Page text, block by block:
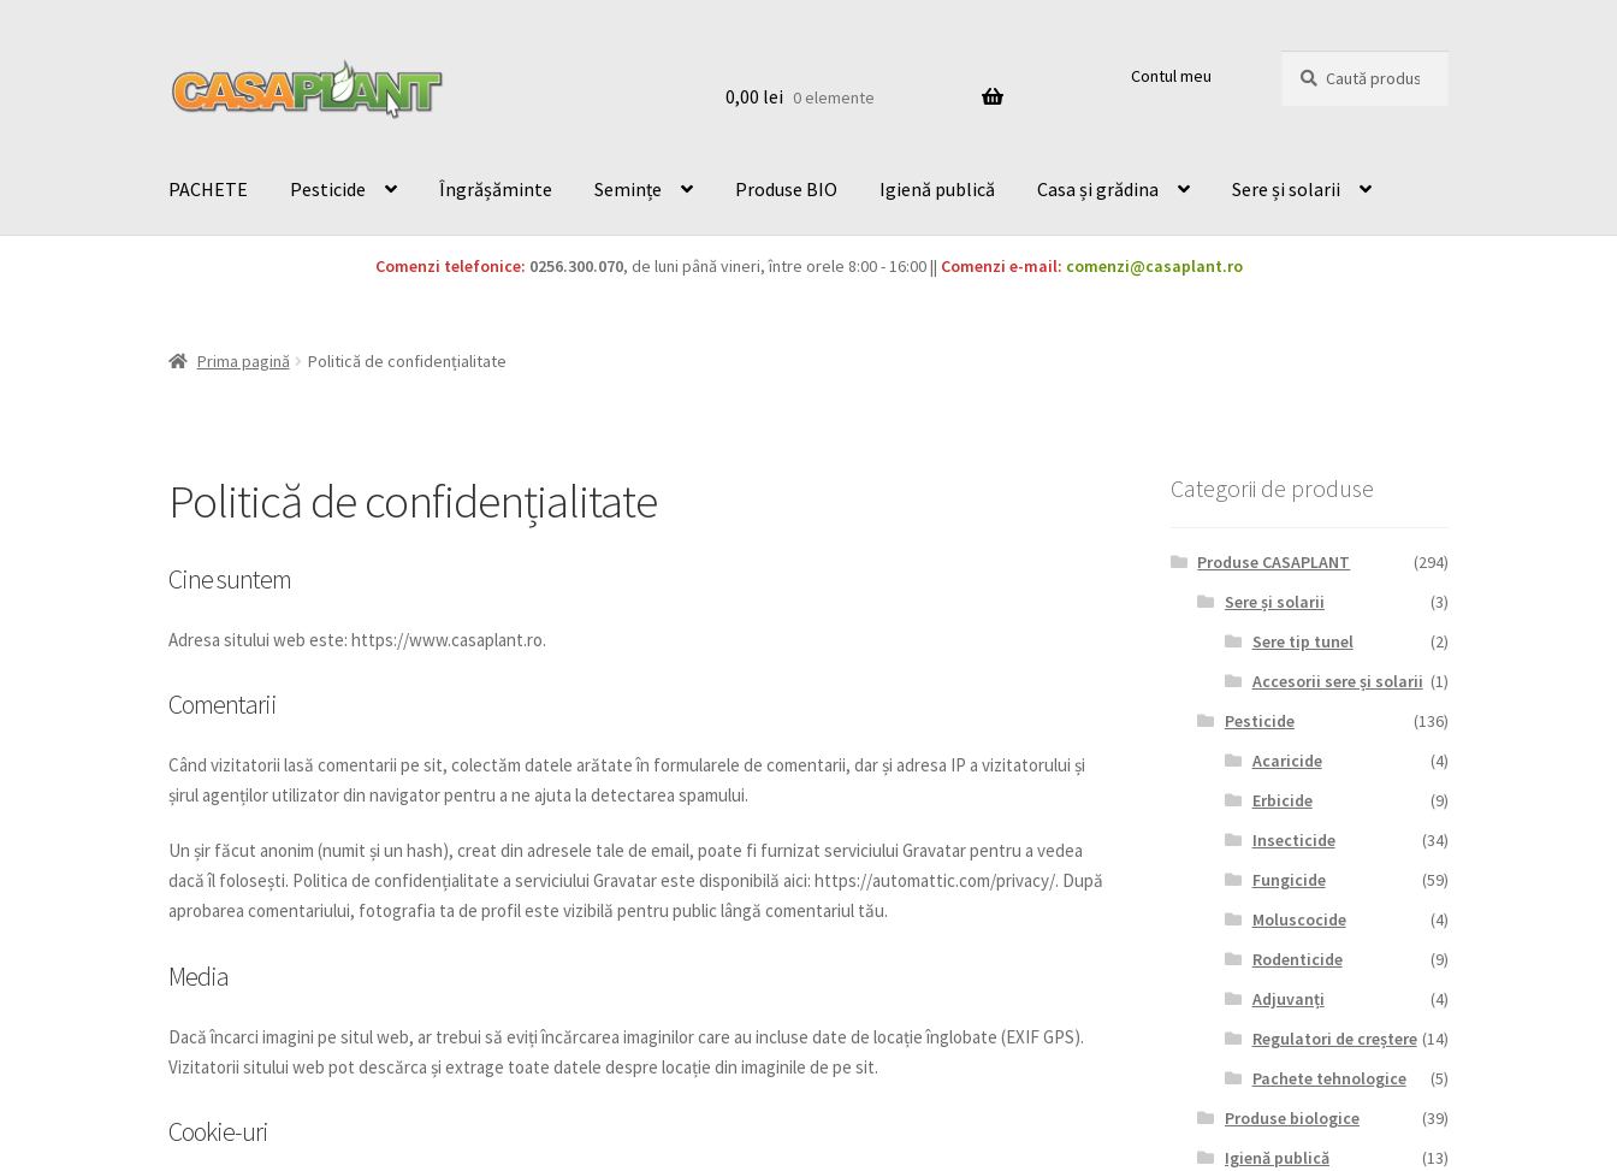
0,00 lei 0 elemente
Contul meu
după:
PACHETE Pesticide Îngrășăminte Semințe Produse BIO Igienă publică Casa și grădina Sere și solarii
Comenzi telefonice: 0256.300.070, de luni până vineri, între orele 8:00 - 16:00 || Comenzi e-mail: comenzi@casaplant.ro
Prima pagină Politică de confidențialitate
Politică de confidențialitate
Cine suntem
Adresa sitului web este: https://www.casaplant.ro.
Comentarii
Când vizitatorii lasă comentarii pe sit, colectăm datele arătate în formularele de comentarii, dar și adresa IP a vizitatorului și
șirul agenților utilizator din navigator pentru a ne ajuta la detectarea spamului.
Un șir făcut anonim (numit și un hash), creat din adresele tale de email, poate fi furnizat serviciului Gravatar pentru a vedea
dacă îl folosești. Politica de confidențialitate a serviciului Gravatar este disponibilă aici: https://automattic.com/privacy/. După
aprobarea comentariului, fotografia ta de profil este vizibilă pentru public lângă comentariul tău.
Media
Dacă încarci imagini pe situl web, ar trebui să eviți încărcarea imaginilor care au incluse date de locație înglobate (EXIF GPS).
Vizitatorii sitului web pot descărca și extrage toate datele despre locație din imaginile de pe sit.
Cookie-uri
Categorii de produse
Produse CASAPLANT
(294)
Sere și solarii
(3)
Sere tip tunel
(2)
Accesorii sere și solarii (1)
Pesticide
(136)
Acaricide
(4)
Erbicide
(9)
Insecticide
(34)
Fungicide
(59)
Moluscocide
(4)
Rodenticide
(9)
Adjuvanți
(4)
Regulatori de creștere (14)
Pachete tehnologice
(5)
Produse biologice
(39)
Igienă publică
(13)